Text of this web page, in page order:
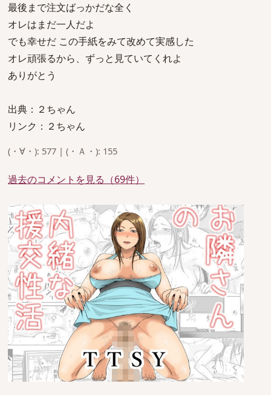
最後まで注文ばっかだな全く
オレはまだ一人だよ
でも幸せだ この手紙をみて改めて実感した
オレ頑張るから、ずっと見ていてくれよ
ありがとう
出典：２ちゃん
リンク：２ちゃん
(・∀・): 577 | (・Ａ・): 155
過去のコメントを見る（69件）